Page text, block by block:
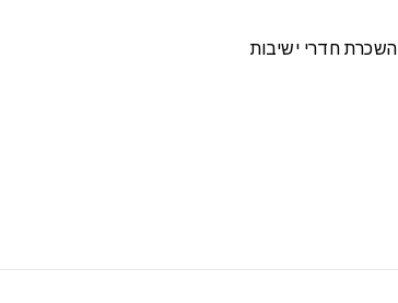
השכרת חדרי ישיבות